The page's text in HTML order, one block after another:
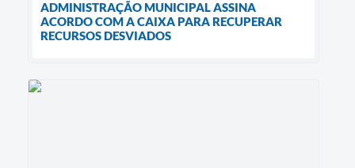
ADMINISTRAÇÃO MUNICIPAL ASSINA
ACORDO COM A CAIXA PARA RECUPERAR
RECURSOS DESVIADOS